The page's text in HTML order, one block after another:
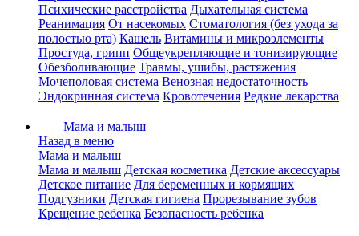
Психические расстройства Дыхательная система
Реанимация От насекомых Стоматология (без ухода за
полостью рта) Кашель Витамины и микроэлементы
Простуда, грипп Общеукрепляющие и тонизирующие
Обезболивающие Травмы, ушибы, растяжения
Мочеполовая система Венозная недостаточность
Эндокринная система Кровотечения Редкие лекарства
Мама и малыш
Назад в меню
Мама и малыш
Мама и малыш Детская косметика Детские аксессуары
Детское питание Для беременных и кормящих
Подгузники Детская гигиена Прорезывание зубов
Крещение ребенка Безопасность ребенка